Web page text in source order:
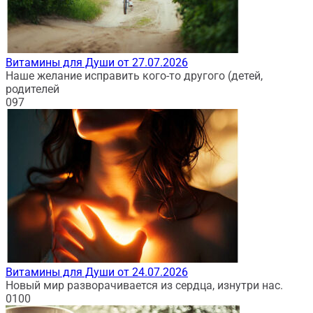
Витамины для Души от 27.07.2026
Наше желание исправить кого-то другого (детей,
родителей
097
Витамины для Души от 24.07.2026
Новый мир разворачивается из сердца, изнутри нас.
0100